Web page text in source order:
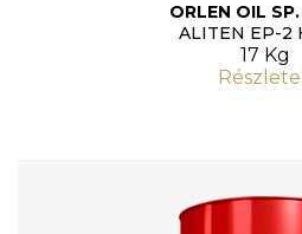
ORLEN OIL
ALITEN EP-2
17 Kg